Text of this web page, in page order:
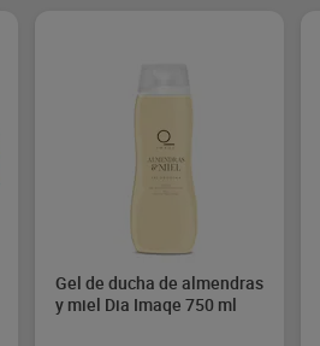
Gel de ducha de almendras
y miel Dia Imaqe 750 ml